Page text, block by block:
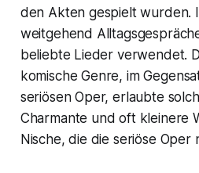
den Akten gespielt wurden.
weitgehend
beliebte Lieder verwendet.
komische Genre, im
seriösen Oper, erlaubte
Charmante und oft kleinere
Nische, die die seriöse Oper